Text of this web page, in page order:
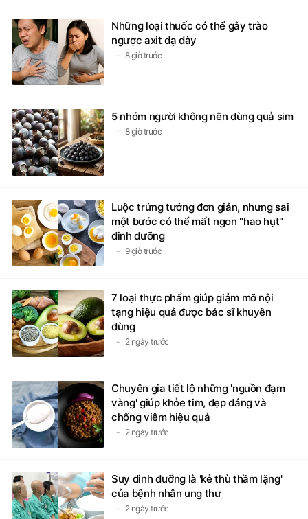
Những loại thuốc có thể gây trào
ngược axit dạ dày
8 giờ trước
5 nhóm người không nên dùng quả sim
8 giờ trước
Luộc trứng tưởng đơn giản, nhưng sai
một bước có thể mất ngon "hao hụt"
dinh dưỡng
9 giờ trước
7 loại thực phẩm giúp giảm mỡ nội
tạng hiệu quả được bác sĩ khuyên
dùng
2 ngày trước
Chuyên gia tiết lộ những 'nguồn đạm
vàng' giúp khỏe tim, đẹp dáng và
chống viêm hiệu quả
2 ngày trước
Suy dinh dưỡng là 'kẻ thù thầm lặng'
của bệnh nhân ung thư
2 ngày trước